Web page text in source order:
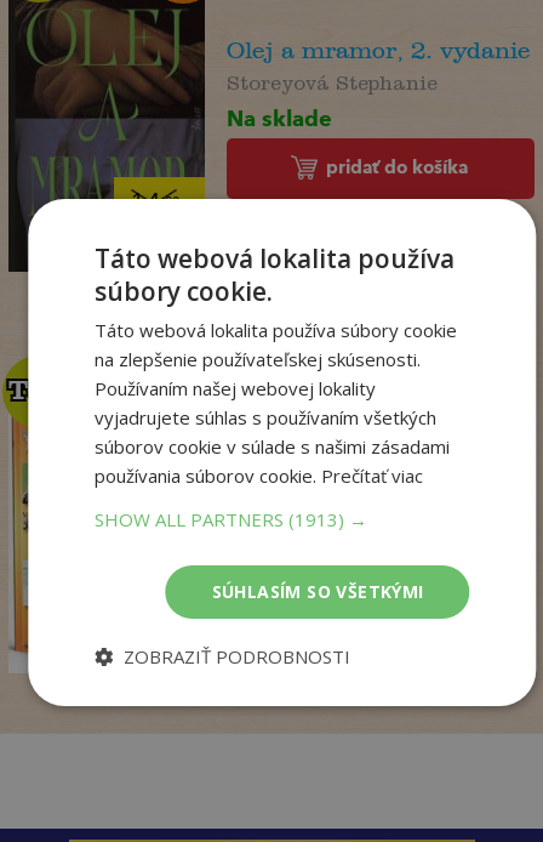
14,90
Olej a mramor, 2. vydanie
Storeyová Stephanie
Na sklade
pridať do košíka
,50
7 €
TOP
TOP
Zo sveta zvierat
Na sklade
pridať do košíka
Táto webová lokalita používa
súbory cookie.
Táto webová lokalita používa súbory cookie
na zlepšenie používateľskej skúsenosti.
Používaním našej webovej lokality
vyjadrujete súhlas s používaním všetkých
súborov cookie v súlade s našimi zásadami
používania súborov cookie. Prečítať viac
SHOW ALL PARTNERS(1913) →
SÚHLASÍM SO VŠETKÝMI
ZOBRAZIŤ PODROBNOSTI